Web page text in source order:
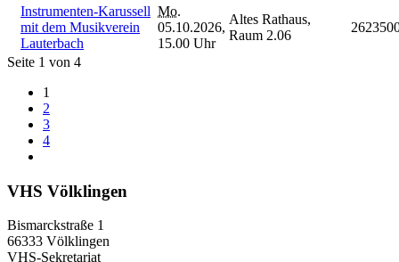
Instrumenten-Karussell
mit dem Musikverein
Lauterbach
Mo.
05.10.2026,
15.00 Uhr
Altes Rathaus,
Raum 2.06
Seite 1 von 4
1
2
3
4
VHS Völklingen
Bismarckstraße 1
66333 Völklingen
VHS-Sekretariat